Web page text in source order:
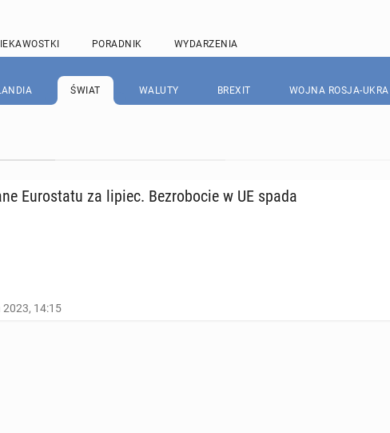
PORADNIK WYDARZENIA
ŚWIAT WALUTY BREXIT WOJNA ROSJA-
Eu­ro­sta­tu za lipiec. Bez­ro­bo­cie w UE spada
2023, 14:15